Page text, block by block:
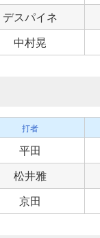
デスパイネ
中村晃
打者
平田
松井雅
京田